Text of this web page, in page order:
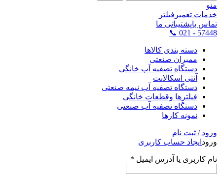
منو
خدمات تعمیرفیلتر
تماس باپشتیبانی ما
57448 - 021 📞
دسته بندی کالاها
ممبران صنعتی
دستگاه تصفیه آب خانگی
آنتی اسکالانت
دستگاه تصفیه آب نیمه صنعتی
فیلترها وقطعات خانگی
دستگاه تصفیه آب صنعتی
نمونه کارها
ورود / ثبت نام
ورود ایجاد حساب کاربری
نام کاربری یا آدرس ایمیل *